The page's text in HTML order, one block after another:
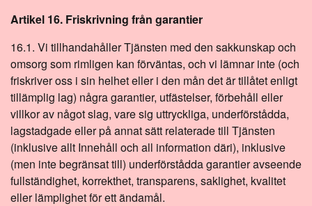
Artikel 16. Friskrivning från garantier
16.1. Vi tillhandahåller Tjänsten med den sakkunskap och
omsorg som rimligen kan förväntas, och vi lämnar inte (och
friskriver oss i sin helhet eller i den mån det är tillåtet enligt
tillämplig lag) några garantier, utfästelser, förbehåll eller
villkor av något slag, vare sig uttryckliga, underförstådda,
lagstadgade eller på annat sätt relaterade till Tjänsten
(inklusive allt Innehåll och all information däri), inklusive
(men inte begränsat till) underförstådda garantier avseende
fullständighet, korrekthet, transparens, saklighet, kvalitet
eller lämplighet för ett ändamål.